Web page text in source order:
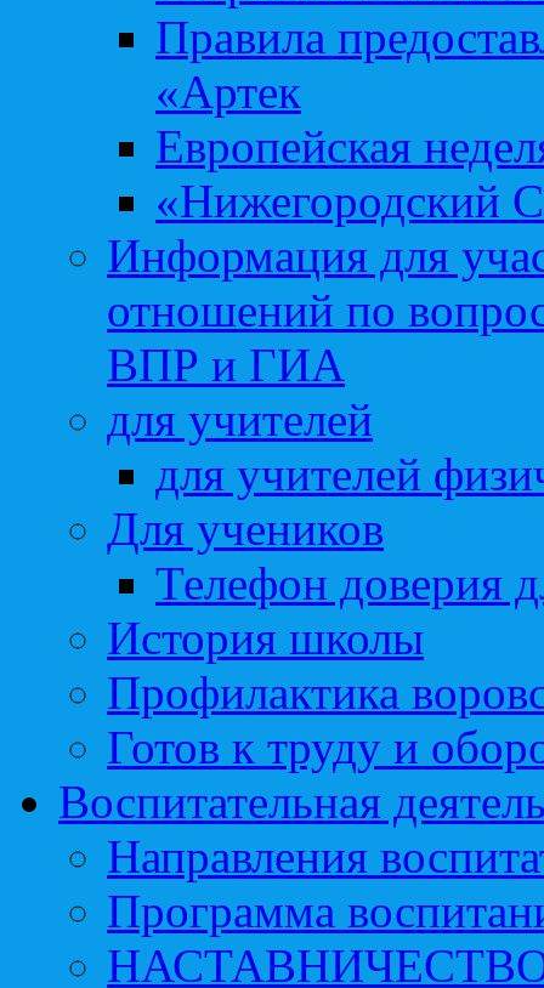
Правила
«Артек
Европейская
«Нижегородский
Информация для
отношений по
ВПР и ГИА
для учителей
для учителей
Для учеников
Телефон доверия
История школы
Профилактика
Готов к труду и
Воспитательная
Направления
Программа